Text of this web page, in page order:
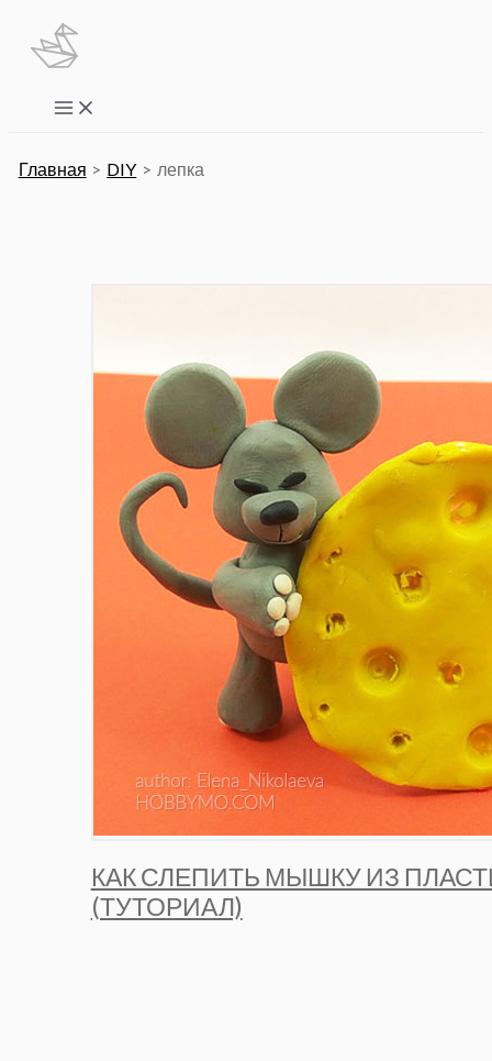
Перейти
содержимому
Main
Menu
Главная DIY лепка
КАК СЛЕПИТЬ МЫШКУ ИЗ
(ТУТОРИАЛ)